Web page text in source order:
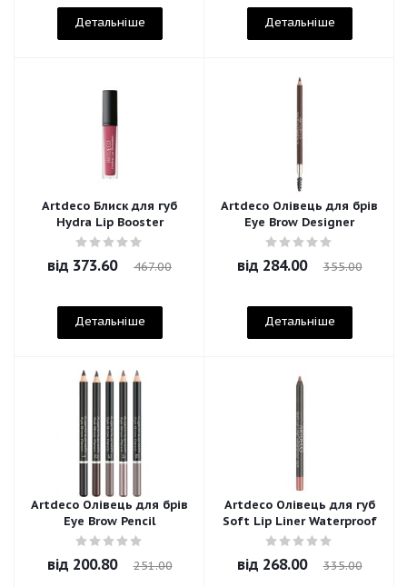
Детальніше Детальніше
Artdeco Блиск для губ
Hydra Lip Booster
від 373.60 467.00
Детальніше
Artdeco Олівець для брів
Eye Brow Designer
від 284.00 355.00
Детальніше
Artdeco Олівець для брів
Eye Brow Pencil
від 200.80 251.00
Artdeco Олівець для губ
Soft Lip Liner Waterproof
від 268.00 335.00